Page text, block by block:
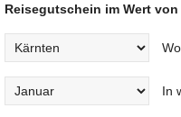
Reisegutschein im Wert von
In